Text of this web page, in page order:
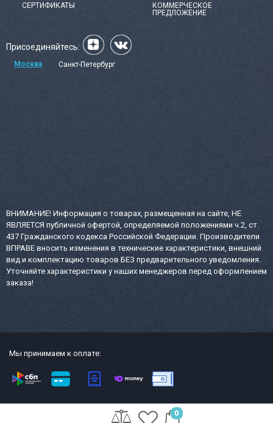
0
СЕРТИФИКАТЫ
КОММЕРЧЕСКОЕ
ПРЕДЛОЖЕНИЕ
Присоединяйтесь:
Москва Санкт-Петербург
ВНИМАНИЕ! Информация о товарах, размещенная на сайте, НЕ
ЯВЛЯЕТСЯ публичной офертой, определяемой положениями ч.2, ст.
437 Гражданского кодекса Российской Федерации. Производители
ВПРАВЕ вносить изменения в технические характеристики, внешний
вид и комплектацию товаров БЕЗ предварительного уведомления.
Уточняйте характеристики у наших менеджеров перед оформлением
заказа!
Мы принимаем к оплате:
2013-2026 СТР интернет-магазин сейфов и металлической офисной
мебели